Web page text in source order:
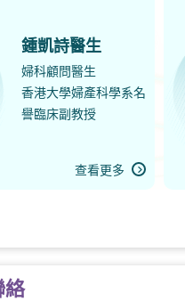
鍾凱詩醫生
婦科顧問醫生
香港大學婦產科學系名
譽臨床副教授
查看更多
絡